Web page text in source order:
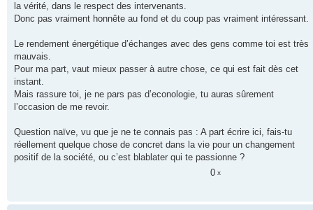
la vérité, dans le respect des intervenants.
Donc pas vraiment honnête au fond et du coup pas vraiment intéressant.
Le rendement énergétique d’échanges avec des gens comme toi est très
mauvais.
Pour ma part, vaut mieux passer à autre chose, ce qui est fait dès cet
instant.
Mais rassure toi, je ne pars pas d’econologie, tu auras sûrement
l’occasion de me revoir.
Question naïve, vu que je ne te connais pas : A part écrire ici, fais-tu
réellement quelque chose de concret dans la vie pour un changement
positif de la société, ou c’est blablater qui te passionne ?
0 x